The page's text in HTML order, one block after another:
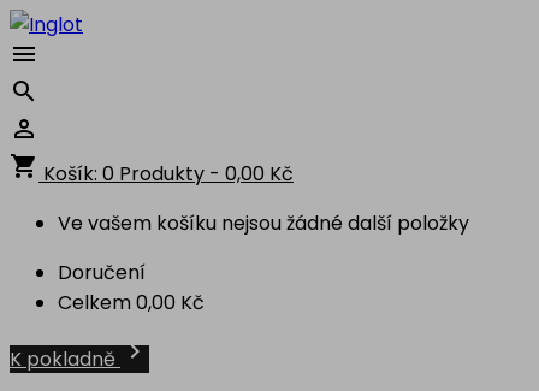



shopping_cart Košík: 0 Produkty - 0,00 Kč
Ve vašem košíku nejsou žádné další položky
Doručení
Celkem0,00 Kč
K pokladně